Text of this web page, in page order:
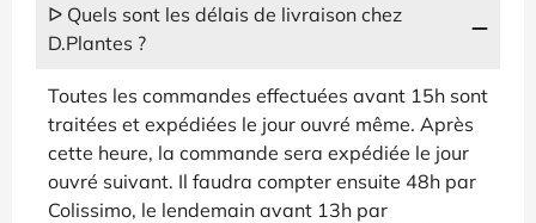
ᐅ Quels sont les délais de livraison chez
D.Plantes ?
Toutes les commandes effectuées avant 15h sont
traitées et expédiées le jour ouvré même. Après
cette heure, la commande sera expédiée le jour
ouvré suivant. Il faudra compter ensuite 48h par
Colissimo, le lendemain avant 13h par